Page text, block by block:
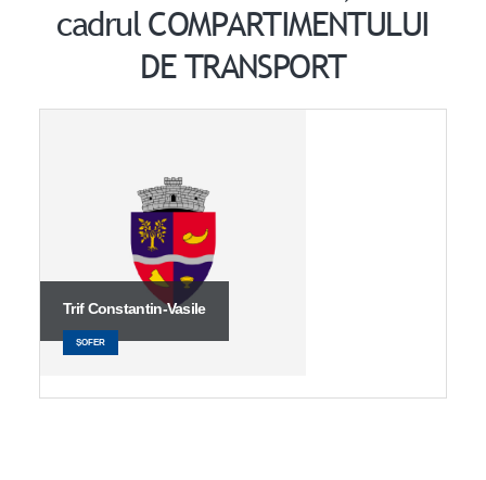
cadrul COMPARTIMENTULUI
DE TRANSPORT
Trif Constantin-Vasile
ȘOFER